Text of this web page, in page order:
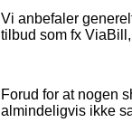
Vi anbefaler
tilbud som fx
Forud for at nogen
almindeligvis ikke